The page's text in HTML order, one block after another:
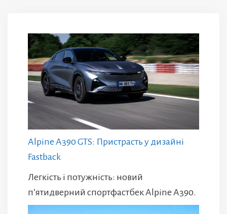
Alpine A390 GTS: Пристрасть у дизайні
Fastback
Легкість і потужність: новий
п’ятидверний спортфастбек Alpine A390.